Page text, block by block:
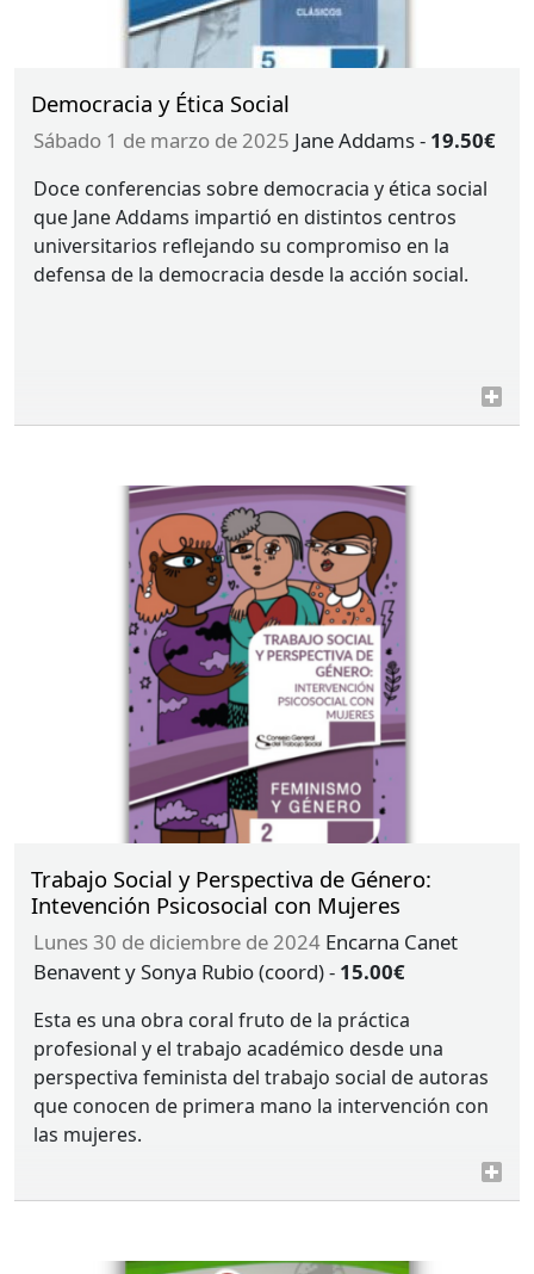
Democracia y Ética Social
sábado 1 de marzo de 2025 Jane Addams- 19.50€
Doce conferencias sobre democracia y ética social
que Jane Addams impartió en distintos centros
universitarios reflejando su compromiso en la
defensa de la democracia desde la acción social.
Trabajo Social y Perspectiva de Género:
Intevención Psicosocial con Mujeres
lunes 30 de diciembre de 2024 Encarna Canet
Benavent y Sonya Rubio (coord)- 15.00€
Esta es una obra coral fruto de la práctica
profesional y el trabajo académico desde una
perspectiva feminista del trabajo social de autoras
que conocen de primera mano la intervención con
las mujeres.